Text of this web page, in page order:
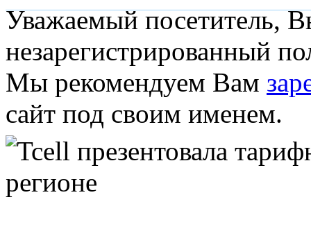
Уважаемый посетитель,
незарегистрированный
Мы рекомендуем Вам
сайт под своим именем.